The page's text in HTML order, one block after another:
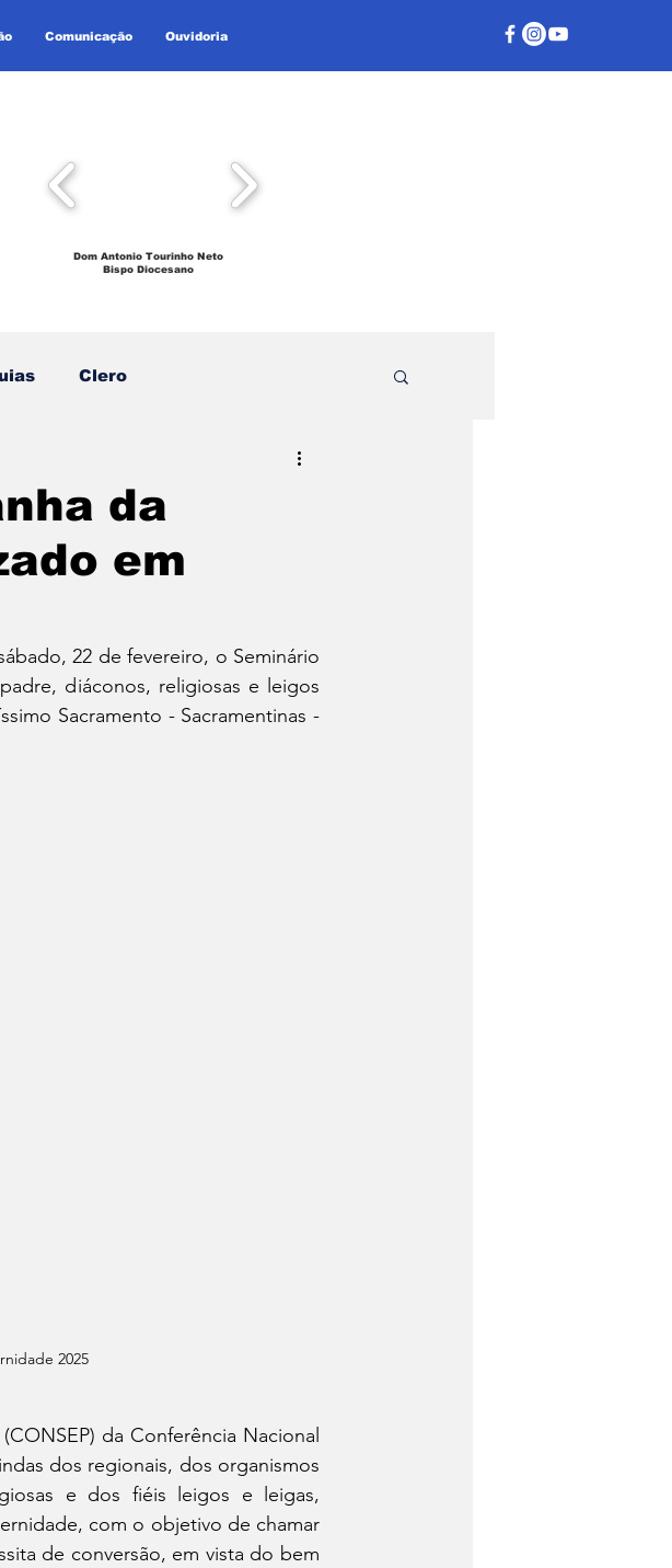
Comunicação Ouvidoria
Dom Antonio Tourinho Neto
Bispo Diocesano
Clero
da
em
22 de fevereiro, o Seminário
diáconos, religiosas e leigos
Sacramento - Sacramentinas -
2025
da Conferência Nacional
dos regionais, dos organismos
e dos fiéis leigos e leigas,
com o objetivo de chamar
de conversão, em vista do bem